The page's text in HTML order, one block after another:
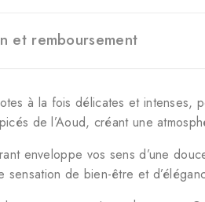
et remboursement
à la fois délicates et intenses,
de l’Aoud, créant une
enveloppe vos sens d’une
sensation de bien-être et